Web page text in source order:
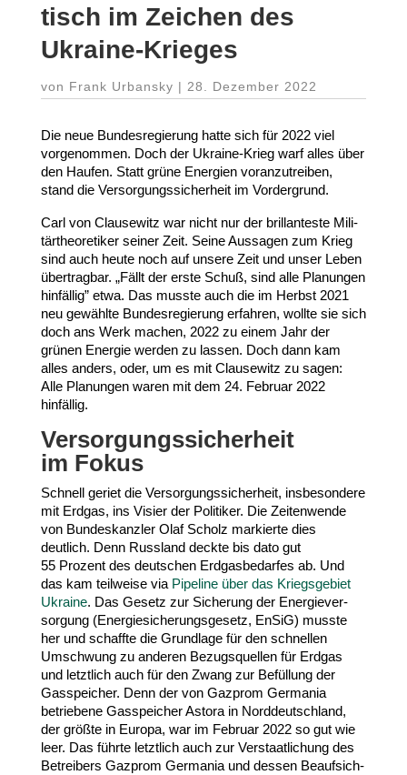
tisch im Zeichen des
Ukraine-Krieges
von Frank Urbansky | 28. Dezember 2022
Die neue Bundes­re­gierung hatte sich für 2022viel
vorge­nommen. Doch der Ukraine-​Krieg warf alles über
den Haufen. Statt grüne Energien voran­zu­treiben,
stand die Versor­gungs­si­cherheit im Vordergrund.
Carl von Clau­sewitz war nicht nur der bril­lan­teste Mili­
tär­theo­re­tiker seiner Zeit. Seine Aussagen zum Krieg
sind auch heute noch auf unsere Zeit und unser Leben
über­tragbar. „Fällt der erste Schuß, sind alle Planungen
hinfällig” etwa. Das musste auch die im Herbst 2021
neu gewählte Bundes­re­gierung erfahren, wollte sie sich
doch ans Werk machen, 2022zu einem Jahr der
grünen Energie werden zu lassen. Doch dann kam
alles anders, oder, um es mit Clau­sewitz zu sagen:
Alle Planungen waren mit dem 24. Februar 2022
hinfällig.
Versor­gungs­si­cherheit
im Fokus
Schnell geriet die Versor­gungs­si­cherheit, insbe­sondere
mit Erdgas, ins Visier der Politiker. Die Zeiten­wende
von Bundes­kanzler Olaf Scholz markierte dies
deutlich. Denn Russland deckte bis dato gut
55Prozent des deutschen Erdgas­be­darfes ab. Und
das kam teilweise via Pipeline über das Kriegs­gebiet
Ukraine. Das Gesetz zur Sicherung der Ener­gie­ver­
sorgung (Ener­gie­si­che­rungs­gesetz, EnSiG) musste
her und schaffte die Grundlage für den schnellen
Umschwung zu anderen Bezugs­quellen für Erdgas
und letztlich auch für den Zwang zur Befüllung der
Gasspeicher. Denn der von Gazprom Germania
betriebene Gasspeicher Astora in Nord­deutschland,
der größte in Europa, war im Februar 2022so gut wie
leer. Das führte letztlich auch zur Verstaat­li­chung des
Betreibers Gazprom Germania und dessen Beauf­sich­